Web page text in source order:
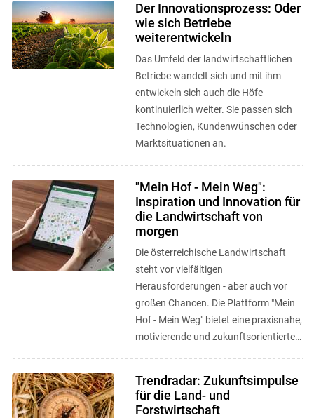
Der Innovationsprozess: Oder
wie sich Betriebe
weiterentwickeln
Das Umfeld der landwirtschaftlichen
Betriebe wandelt sich und mit ihm
entwickeln sich auch die Höfe
kontinuierlich weiter. Sie passen sich
Technologien, Kundenwünschen oder
Marktsituationen an.
"Mein Hof - Mein Weg":
Inspiration und Innovation für
die Landwirtschaft von
morgen
Die österreichische Landwirtschaft
steht vor vielfältigen
Herausforderungen - aber auch vor
großen Chancen. Die Plattform "Mein
Hof - Mein Weg" bietet eine praxisnahe,
motivierende und zukunftsorientierte
Trendradar: Zukunftsimpulse
für die Land- und
Forstwirtschaft